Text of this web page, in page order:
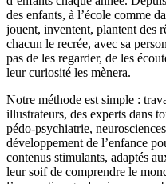
des enfants, à l’école comme
jouent, inventent, plantent des
chacun le recrée, avec sa
pas de les regarder, de les
leur curiosité les mènera.
Notre méthode est simple :
illustrateurs, des experts dans
pédo-psychiatrie,
développement de l’enfance
contenus stimulants, adaptés
leur soif de comprendre le